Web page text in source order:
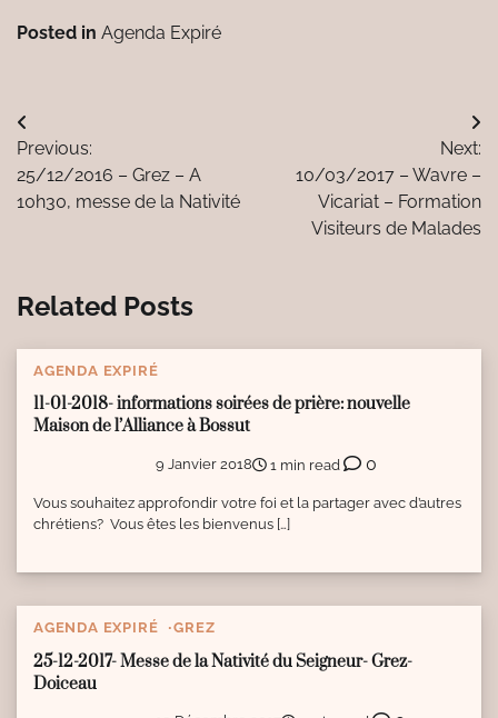
Posted in Agenda Expiré
Navigation
de
l’article
Previous:
25/12/2016 – Grez – A
10h30, messe de la Nativité
Next:
10/03/2017 – Wavre –
Vicariat – Formation
Visiteurs de Malades
Related Posts
AGENDA EXPIRÉ
11-01-2018- informations soirées de prière: nouvelle
Maison de l’Alliance à Bossut
9 Janvier 2018 1 min read 0
Vous souhaitez approfondir votre foi et la partager avec d’autres
chrétiens? Vous êtes les bienvenus […]
AGENDA EXPIRÉ GREZ
25-12-2017- Messe de la Nativité du Seigneur- Grez-
Doiceau